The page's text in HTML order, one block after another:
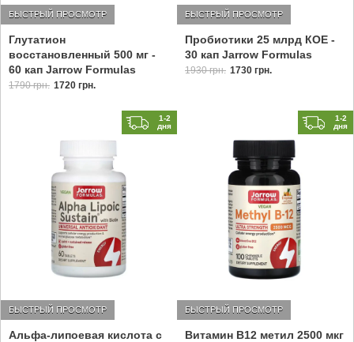
Глутатион
восстановленный 500 мг -
60 кап Jarrow Formulas
БЫСТРЫЙ ПРОСМОТР
1790 грн. 1720 грн.
Пробиотики 25 млрд КОЕ -
30 кап Jarrow Formulas
БЫСТРЫЙ ПРОСМОТР
1930 грн. 1730 грн.
1-2
дня
Альфа-липоевая кислота с
БЫСТРЫЙ ПРОСМОТР
1-2
дня
Витамин В12 метил 2500 мкг
БЫСТРЫЙ ПРОСМОТР